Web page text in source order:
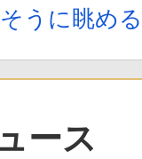
うに眺め
ース